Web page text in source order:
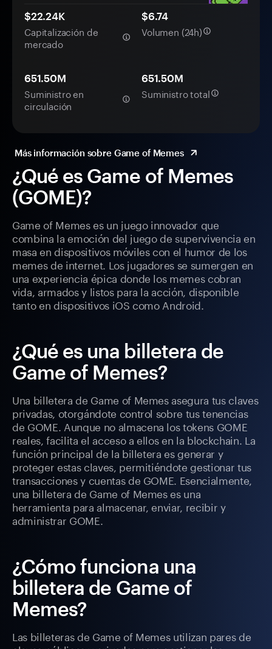
¿Qué es Game of Memes
(GOME)?
Game of Memes es un juego innovador que
combina la emoción del juego de supervivencia en
masa en dispositivos móviles con el humor de los
memes de internet. Los jugadores se sumergen en
una experiencia épica donde los memes cobran
vida, armados y listos para la acción, disponible
tanto en dispositivos iOS como Android.
¿Qué es una billetera de
Game of Memes?
Una billetera de Game of Memes asegura tus claves
privadas, otorgándote control sobre tus tenencias
de GOME. Aunque no almacena los tokens GOME
reales, facilita el acceso a ellos en la blockchain. La
función principal de la billetera es generar y
proteger estas claves, permitiéndote gestionar tus
transacciones y cuentas de GOME. Esencialmente,
una billetera de Game of Memes es una
herramienta para almacenar, enviar, recibir y
administrar GOME.
¿Cómo funciona una
billetera de Game of
Memes?
Las billeteras de Game of Memes utilizan pares de
$22.24K
Capitalización de
mercado
$6.74
Volumen (24h)
651.50M
Suministro en
circulación
651.50M
Suministro total
Más información sobre Game of Memes